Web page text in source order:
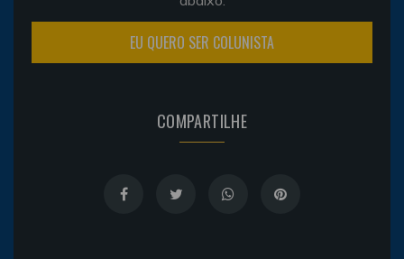
EU QUERO SER COLUNISTA
COMPARTILHE